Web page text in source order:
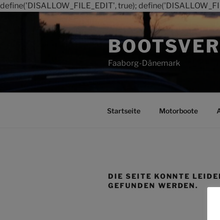
define('DISALLOW_FILE_EDIT', true);
Faaborg-Dänemark
Startseite Motorboote
DIE SEITE KONNTE
GEFUNDEN WERDEN.